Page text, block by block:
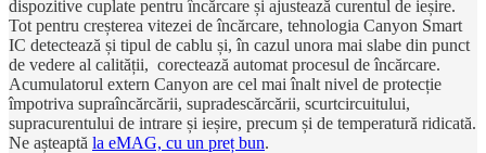
dispozitive cuplate pentru încărcare și ajustează curentul de ieșire.
Tot pentru creșterea vitezei de încărcare, tehnologia Canyon Smart
IC detectează și tipul de cablu și, în cazul unora mai slabe din punct
de vedere al calității, corectează automat procesul de încărcare.
Acumulatorul extern Canyon are cel mai înalt nivel de protecție
împotriva supraîncărcării, supradescărcării, scurtcircuitului,
supracurentului de intrare și ieșire, precum și de temperatură ridicată.
Ne așteaptă la eMAG, cu un preț bun.